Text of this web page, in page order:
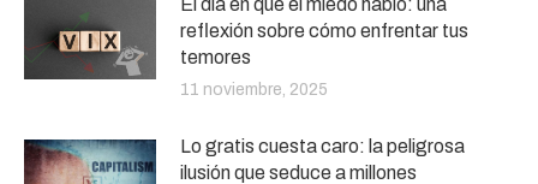
reflexión sobre cómo enfrentar tus
temores
11 noviembre, 2025
Lo gratis cuesta caro: la peligrosa
ilusión que seduce a millones